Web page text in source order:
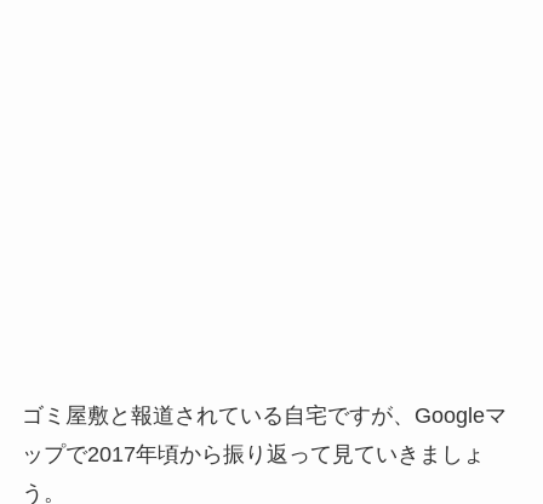
ゴミ屋敷と報道されている自宅ですが、Googleマ
ップで2017年頃から振り返って見ていきましょ
う。